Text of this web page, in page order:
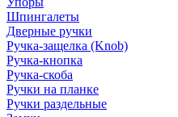
Шпингалеты
Дверные ручки
Ручка-защелка (Knob)
Ручка-кнопка
Ручка-скоба
Ручки на планке
Ручки раздельные